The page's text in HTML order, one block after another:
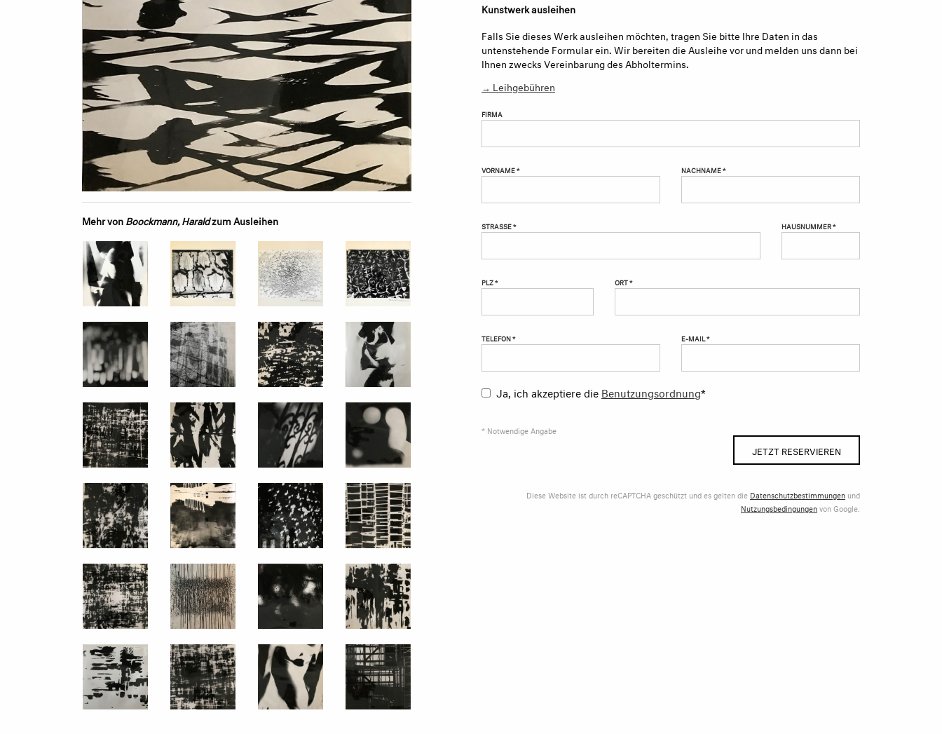
Mehr vonBoockmann, Haraldzum Ausleihen
Kunstwerk ausleihen
Falls Sie dieses Werk ausleihen möchten, tragen Sie bitte Ihre Daten in das
untenstehende Formular ein. Wir bereiten die Ausleihe vor und melden uns dann bei
Ihnen zwecks Vereinbarung des Abholtermins.
→ Leihgebühren
FIRMA
VORNAME * NACHNAME *
STRASSE * HAUSNUMMER *
PLZ * ORT *
TELEFON * E-MAIL *
Ja, ich akzeptiere die Benutzungsordnung*
* Notwendige Angabe
JETZT RESERVIEREN
Diese Website ist durch reCAPTCHA geschützt und es gelten die Datenschutzbestimmungen und
Nutzungsbedingungenvon Google.